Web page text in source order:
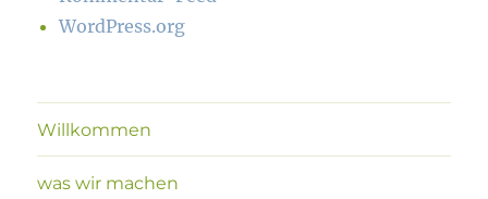
WordPress.org
Willkommen
was wir machen